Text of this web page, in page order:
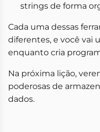
strings de forma
Cada uma dessas
diferentes, e você vai
enquanto cria
Na próxima lição,
poderosas de
dados.